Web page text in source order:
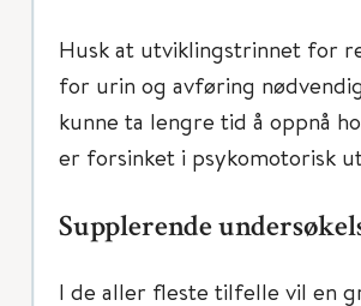
Husk at utviklingstrinnet for
for urin og avføring
kunne ta lengre tid å oppnå
er forsinket i psykomotorisk
Supplerende
I de aller fleste tilfelle vil en